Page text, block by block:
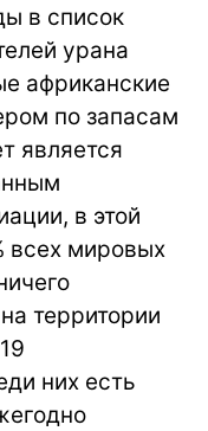
в список
урана
африканские
по запасам
является
в этой
всех мировых
территории
них есть